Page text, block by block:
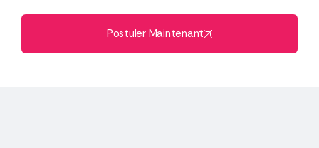
Postuler Maintenant